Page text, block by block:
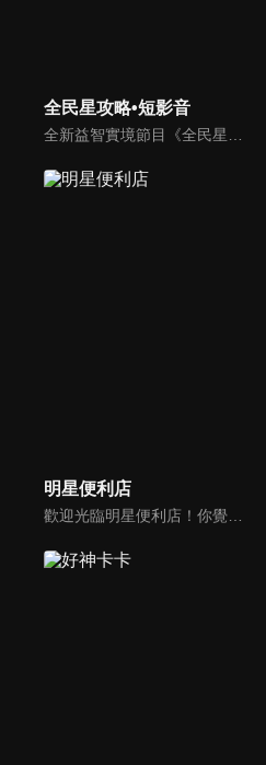
全民星攻略•短影音
明星便利店